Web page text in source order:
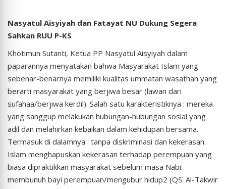
Nasyatul Aisyiyah dan Fatayat NU Dukung Segera
Sahkan RUU P-KS
Khotimun Sutanti, Ketua PP Nasyatul Aisyiyah dalam
paparannya menyatakan bahwa Masyarakat Islam yang
sebenar-benarnya memiliki kualitas ummatan wasathan yang
berarti masyarakat yang berjiwa besar (lawan dari
sufahaa/berjiwa kerdil). Salah satu karakteristiknya : mereka
yang sanggup melakukan hubungan-hubungan sosial yang
adil dan melahirkan kebaikan dalam kehidupan bersama.
Termasuk di dalamnya : tanpa diskriminasi dan kekerasan.
Islam menghapuskan kekerasan terhadap perempuan yang
biasa dipraktikkan masyarakat sebelum masa Nabi:
membunuh bayi perempuan/mengubur hidup2 (QS. Al-Takwir